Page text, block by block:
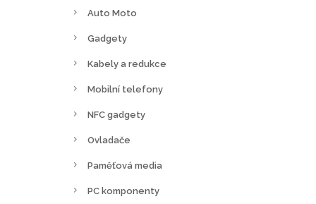
Auto Moto
Gadgety
Kabely a redukce
Mobilní telefony
NFC gadgety
Ovladače
Paměťová media
PC komponenty